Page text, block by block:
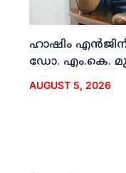
ഹാഷിം
ഡോ. എം.കെ.
AUGUST 5, 2026